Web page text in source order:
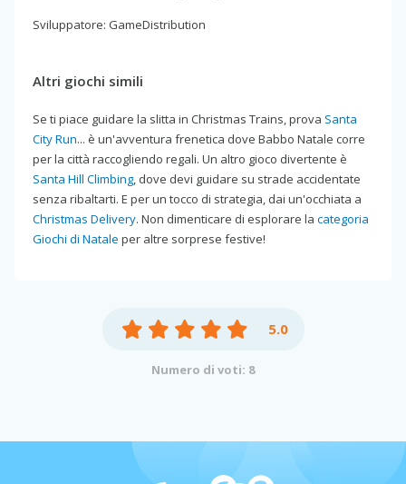
Sviluppatore: GameDistribution
Altri giochi simili
Se ti piace guidare la slitta in Christmas Trains, prova Santa
City Run... è un'avventura frenetica dove Babbo Natale corre
per la città raccogliendo regali. Un altro gioco divertente è
Santa Hill Climbing, dove devi guidare su strade accidentate
senza ribaltarti. E per un tocco di strategia, dai un'occhiata a
Christmas Delivery. Non dimenticare di esplorare la categoria
Giochi di Natale per altre sorprese festive!
5.0
Numero di voti: 8